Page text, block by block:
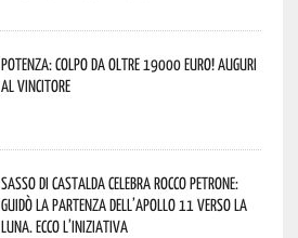
Potenza: colpo da oltre 19000 Euro! Auguri
al vincitore
Sasso di Castalda celebra Rocco Petrone:
guidò la partenza dell’Apollo 11 verso la
Luna. Ecco l’iniziativa